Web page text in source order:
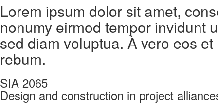
Lorem ipsum dolor sit amet,
nonumy eirmod tempor invidunt
sed diam voluptua. À vero eos
rebum.
SIA 2065
Design and construction in project